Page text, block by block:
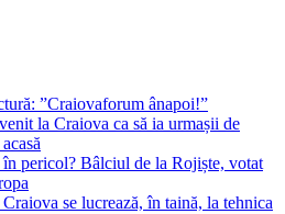
”Craiovaforum ânapoi!”
la Craiova ca să ia urmașii de
pericol? Bâlciul de la Rojiște, votat
se lucrează, în taină, la tehnica